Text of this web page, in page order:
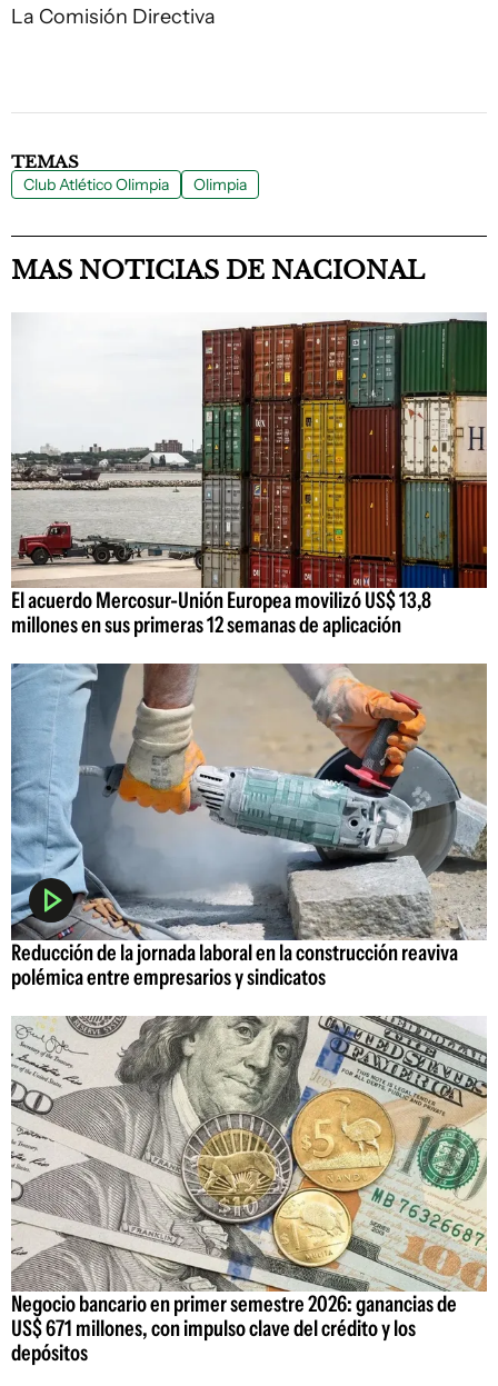
La Comisión Directiva
TEMAS
Club Atlético Olimpia Olimpia
MAS NOTICIAS DE NACIONAL
El acuerdo Mercosur-Unión Europea movilizó US$ 13,8
millones en sus primeras 12 semanas de aplicación
Reducción de la jornada laboral en la construcción reaviva
polémica entre empresarios y sindicatos
Negocio bancario en primer semestre 2026: ganancias de
US$ 671 millones, con impulso clave del crédito y los
depósitos